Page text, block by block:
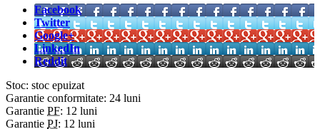
Facebook
Twitter
Google+
LinkedIn
Reddit
Stoc: stoc epuizat
Garantie conformitate: 24 luni
Garantie PF: 12 luni
Garantie PJ: 12 luni